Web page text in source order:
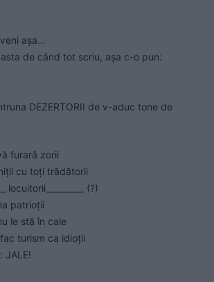
așa…
de când tot scriu, așa c-o pun:
DEZERTORII de v-aduc tone de
furară zorii
cu toți trădătorii
locuitorii_________ (?)
patrioții
le stă în cale
turism ca idioții
JALE!